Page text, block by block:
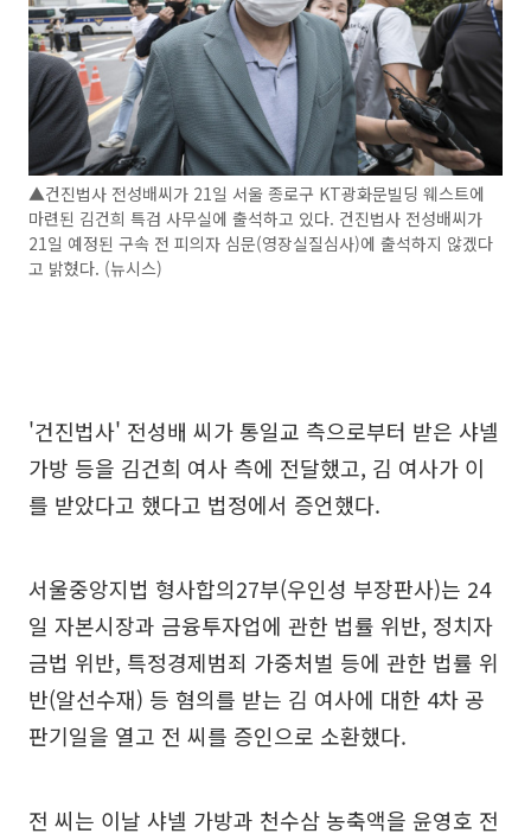
▲건진법사 전성배씨가 21일 서울 종로구 KT광화문빌딩 웨스트에
마련된 김건희 특검 사무실에 출석하고 있다. 건진법사 전성배씨가
21일 예정된 구속 전 피의자 심문(영장실질심사)에 출석하지 않겠다
고 밝혔다. (뉴시스)
'건진법사' 전성배 씨가 통일교 측으로부터 받은 샤넬
가방 등을 김건희 여사 측에 전달했고, 김 여사가 이
를 받았다고 했다고 법정에서 증언했다.
서울중앙지법 형사합의27부(우인성 부장판사)는 24
일 자본시장과 금융투자업에 관한 법률 위반, 정치자
금법 위반, 특정경제범죄 가중처벌 등에 관한 법률 위
반(알선수재) 등 혐의를 받는 김 여사에 대한 4차 공
판기일을 열고 전 씨를 증인으로 소환했다.
전 씨는 이날 샤넬 가방과 천수삼 농축액을 윤영호 전